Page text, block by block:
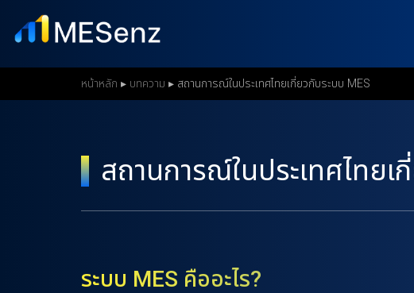
t
หน้าหลัก ▸ บทความ ▸ สถานการณ์ในประเทศไทยเกี่ยวกับระบบ MES
สถานการณ์ในประเทศไทยเ
ระบบ MES คืออะไร?